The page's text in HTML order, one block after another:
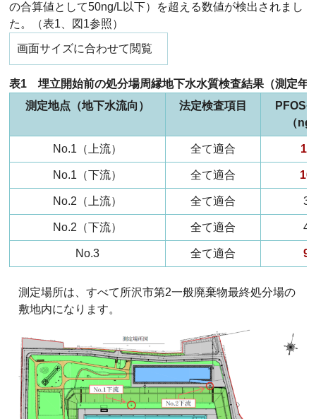
の合算値として50ng/L以下）を超える数値が検出されまし
た。（表1、図1参照）
画面サイズに合わせて閲覧
表1 埋立開始前の処分場周縁地下水水質検査結果（測定年
測定地点（地下水流向）
法定検査項目
（
No.1（上流） 全て適合
No.1（下流） 全て適合
No.2（上流） 全て適合 34
No.2（下流） 全て適合 44
No.3 全て適合 92
測定場所は、すべて所沢市第2一般廃棄物最終処分場の
敷地内になります。